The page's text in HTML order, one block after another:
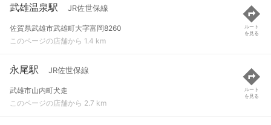
武雄温泉駅 JR佐世保線
佐賀県武雄市武雄町大字富岡8260
このページの店舗から 1.4 km
ルート
を見る
永尾駅 JR佐世保線
武雄市山内町犬走
このページの店舗から 2.7 km
ルート
を見る